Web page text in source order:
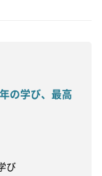
の学び、最高
び